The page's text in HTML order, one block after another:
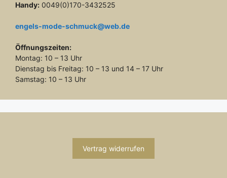
Handy: 0049(0)170-3432525
engels-mode-schmuck@web.de
Öffnungszeiten:
Montag: 10 – 13 Uhr
Dienstag bis Freitag: 10 – 13 und 14 – 17 Uhr
Samstag: 10 – 13 Uhr
Vertrag widerrufen